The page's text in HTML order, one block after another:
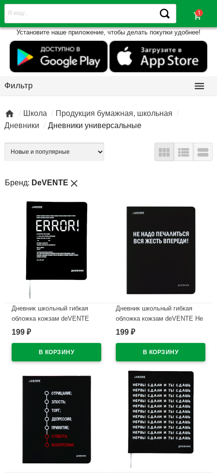
shopping_cart
Установите наше приложение, чтобы делать покупки удобнее!
Фильтр 
 Школа
Продукция бумажная, школьная
Дневники
Дневники универсальные
  
Бренд: DeVENTE close
Дневник школьный гибкая
обложка кожзам deVENTE
Ошибка (ERROR!)
ляссе арт.2022212
199 ₽
Дневник школьный гибкая
обложка кожзам deVENTE Не
надо печалиться, вся жесть
шелкография арт.2022218
199 ₽